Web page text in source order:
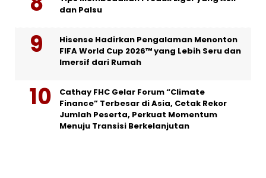
dan Palsu
Hisense Hadirkan Pengalaman Menonton
FIFA World Cup 2026™ yang Lebih Seru dan
Imersif dari Rumah
Cathay FHC Gelar Forum “Climate
Finance” Terbesar di Asia, Cetak Rekor
Jumlah Peserta, Perkuat Momentum
Menuju Transisi Berkelanjutan